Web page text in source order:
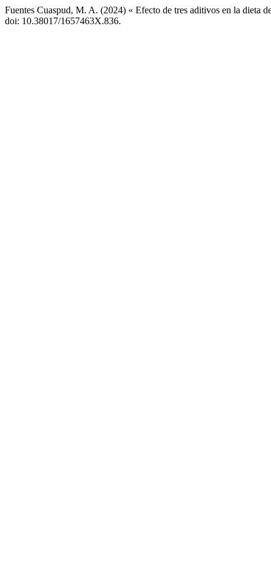
Fuentes Cuaspud, M. A. (2024) « Efecto de tres aditivos en la dieta
doi: 10.38017/1657463X.836.